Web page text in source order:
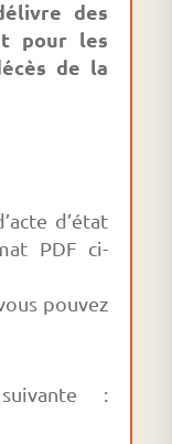
des
pour les
de la
d’état
PDF ci-
pouvez
: